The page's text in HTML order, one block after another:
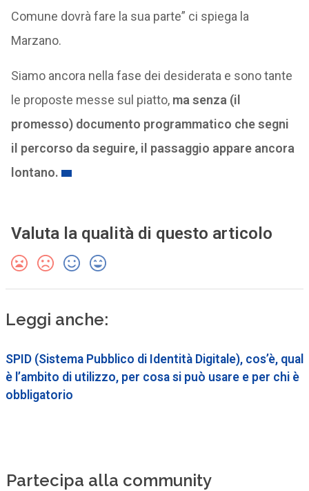
Comune dovrà fare la sua parte” ci spiega la
Marzano.
Siamo ancora nella fase dei desiderata e sono tante
le proposte messe sul piatto, ma senza (il
promesso) documento programmatico che segni
il percorso da seguire, il passaggio appare ancora
lontano.
Valuta la qualità di questo articolo
Leggi anche:
SPID (Sistema Pubblico di Identità Digitale), cos’è, qual
è l’ambito di utilizzo, per cosa si può usare e per chi è
obbligatorio
Partecipa alla community